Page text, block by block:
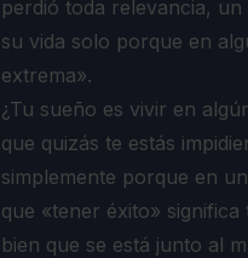
perdió toda relevancia,
su vida solo porque en
extrema».
¿Tu sueño es vivir en
que quizás te estás
simplemente porque en
que «tener éxito»
bien que se está junto al